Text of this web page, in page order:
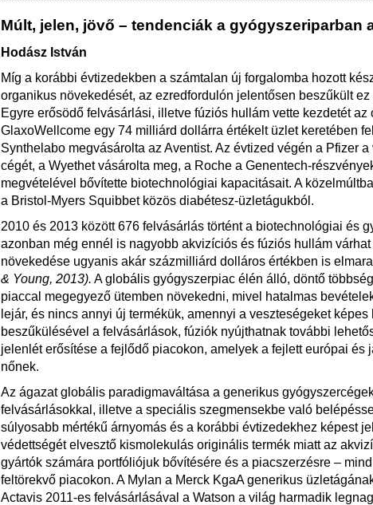
Múlt, jelen, jövő – tendenciák a gyógyszeriparban
Hodász István
Míg a korábbi évtizedekben a számtalan új forgalomba hozott
organikus növekedését, az ezredfordulón jelentősen beszűkült
Egyre erősödő felvásárlási, illetve fúziós hullám vette kezdetét
GlaxoWellcome egy 74 milliárd dollárra értékelt üzlet keretében
Synthelabo megvásárolta az Aventist. Az évtized végén a Pfizer
cégét, a Wyethet vásárolta meg, a Roche a Genentech-
megvételével bővítette biotechnológiai kapacitásait. A
a Bristol-Myers Squibbet közös diabétesz-üzletágukból.
2010 és 2013 között 676 felvásárlás történt a biotechnológiai és
azonban még ennél is nagyobb akvizíciós és fúziós hullám
növekedése ugyanis akár százmilliárd dolláros értékben is
& Young, 2013). A globális gyógyszerpiac élén álló, döntő
piaccal megegyező ütemben növekedni, mivel hatalmas
lejár, és nincs annyi új termékük, amennyi a veszteségeket
beszűkülésével a felvásárlások, fúziók nyújthatnak további
jelenlét erősítése a fejlődő piacokon, amelyek a fejlett európai
nőnek.
Az ágazat globális paradigmaváltása a generikus
felvásárlásokkal, illetve a speciális szegmensekbe való
súlyosabb mértékű árnyomás és a korábbi évtizedekhez képest
védettségét elvesztő kismolekulás originális termék miatt az
gyártók számára portfóliójuk bővítésére és a piacszerzésre –
feltörekvő piacokon. A Mylan a Merck KgaA generikus
Actavis 2011-es felvásárlásával a Watson a világ harmadik